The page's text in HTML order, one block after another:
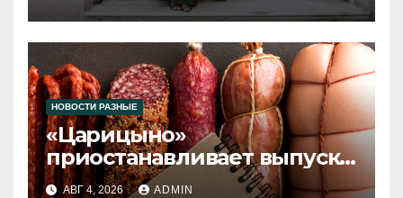
НОВОСТИ РАЗНЫЕ
«Царицыно»
приостанавливает выпуск
продукции
АВГ 4, 2026 ADMIN